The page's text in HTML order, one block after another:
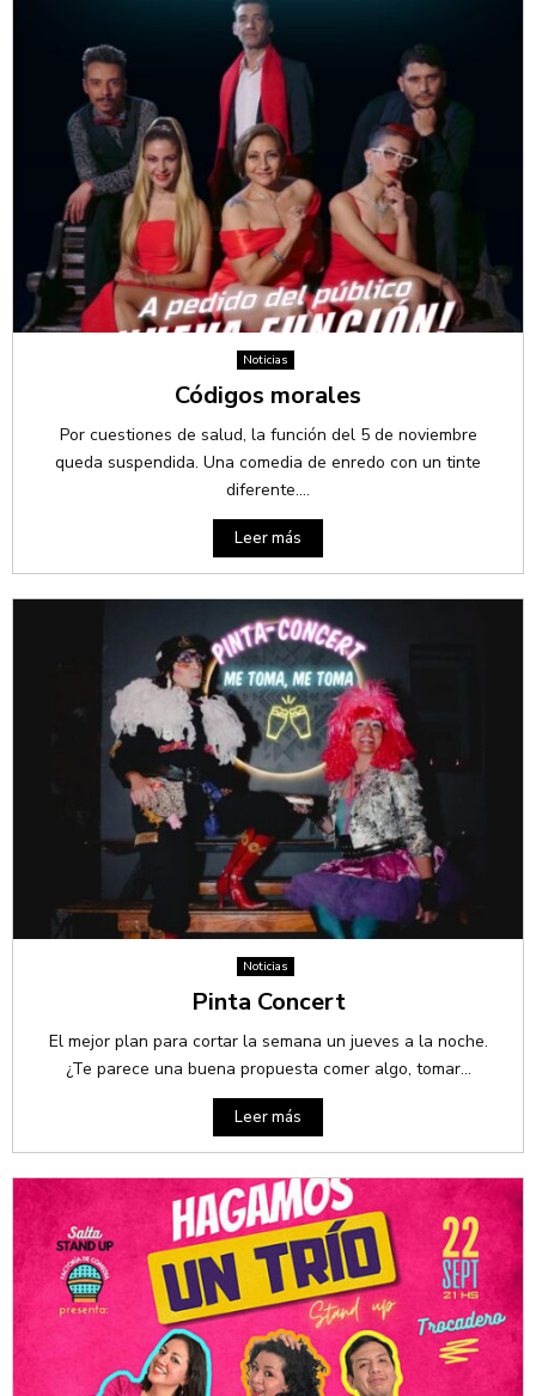
Noticias
Códigos morales
Por cuestiones de salud, la función del 5 de noviembre
queda suspendida. Una comedia de enredo con un tinte
diferente....
Leer más
Noticias
Pinta Concert
El mejor plan para cortar la semana un jueves a la noche.
¿Te parece una buena propuesta comer algo, tomar...
Leer más